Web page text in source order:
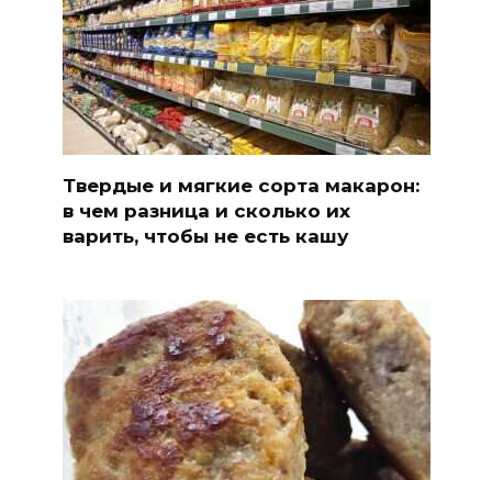
Твердые и мягкие сорта макарон:
в чем разница и сколько их
варить, чтобы не есть кашу